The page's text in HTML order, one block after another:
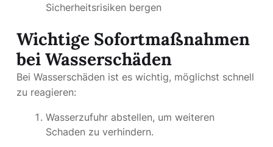
Sicherheitsrisiken bergen
Wichtige Sofortmaßnahmen
bei Wasserschäden
Bei Wasserschäden ist es wichtig, möglichst schnell
zu reagieren:
Wasserzufuhr abstellen, um weiteren
Schaden zu verhindern.